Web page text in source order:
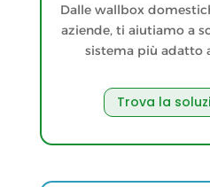
Dalle wallbox
aziende, ti aiutiamo a
sistema più adatto
Trova la